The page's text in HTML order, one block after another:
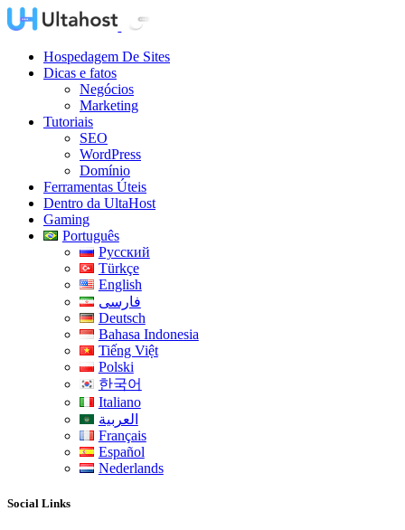
Hospedagem De Sites
Dicas e fatos
Negócios
Marketing
Tutoriais
SEO
WordPress
Domínio
Ferramentas Úteis
Dentro da UltaHost
Gaming
Português
Русский
Türkçe
English
فارسی
Deutsch
Bahasa Indonesia
Tiếng Việt
Polski
한국어
Italiano
العربية
Français
Español
Nederlands
Social Links